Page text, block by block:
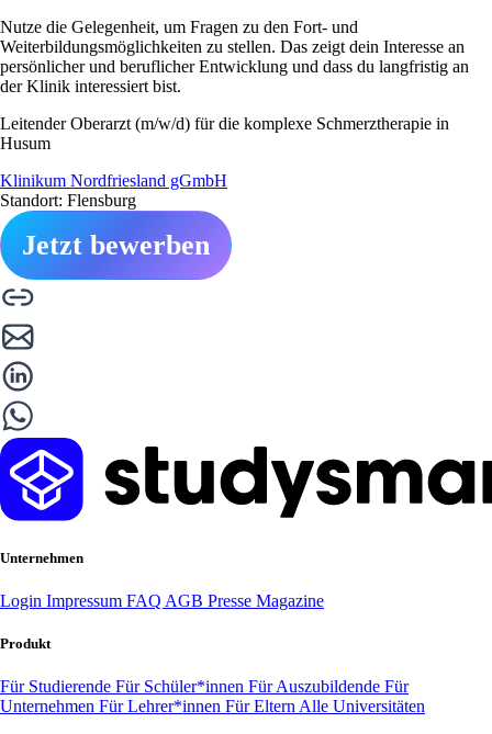
Nutze die Gelegenheit, um Fragen zu den Fort- und
Weiterbildungsmöglichkeiten zu stellen. Das zeigt dein Interesse an
persönlicher und beruflicher Entwicklung und dass du langfristig an
der Klinik interessiert bist.
Leitender Oberarzt (m/w/d) für die komplexe Schmerztherapie in
Husum
Klinikum Nordfriesland gGmbH
Standort: Flensburg
Jetzt bewerben
Unternehmen
Login Impressum FAQ AGB Presse Magazine
Produkt
Für Studierende Für Schüler*innen Für Auszubildende Für
Unternehmen Für Lehrer*innen Für Eltern Alle Universitäten